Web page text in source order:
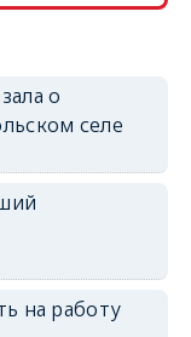
erid: 2SDnjdvhGXG
о
селе
на работу